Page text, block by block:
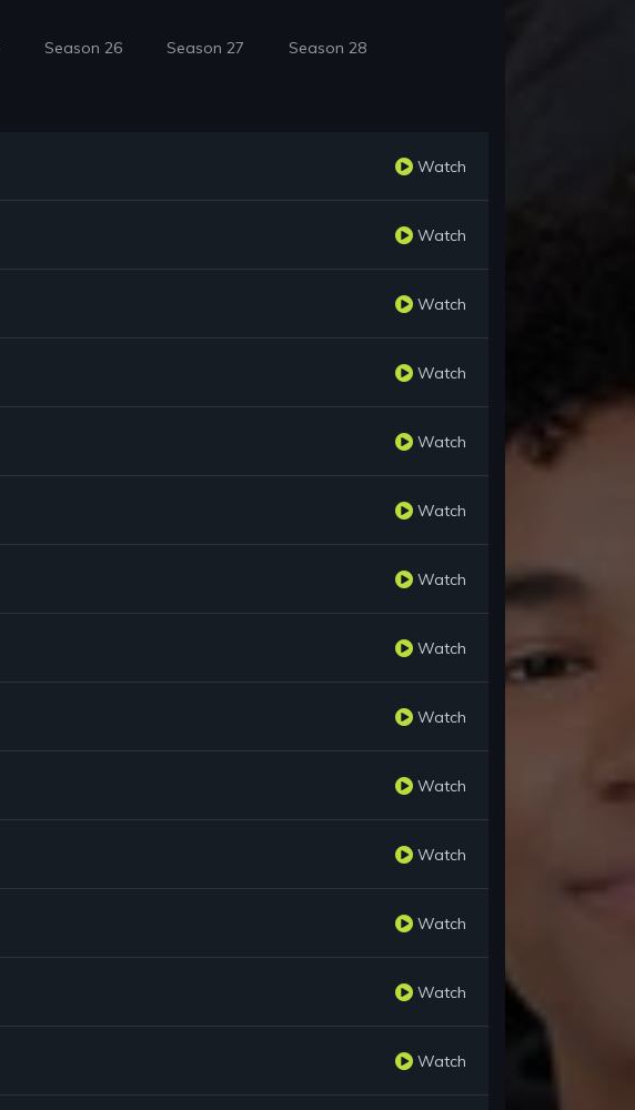
Season 26 Season 27 Season 28
Watch
Watch
Watch
Watch
Watch
Watch
Watch
Watch
Watch
Watch
Watch
Watch
Watch
Watch